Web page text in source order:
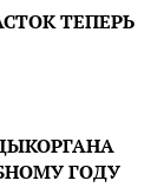
ТЕПЕРЬ
ГОДУ